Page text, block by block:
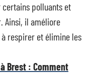
certains polluants et
Ainsi, il améliore
respirer et élimine les
Brest : Comment